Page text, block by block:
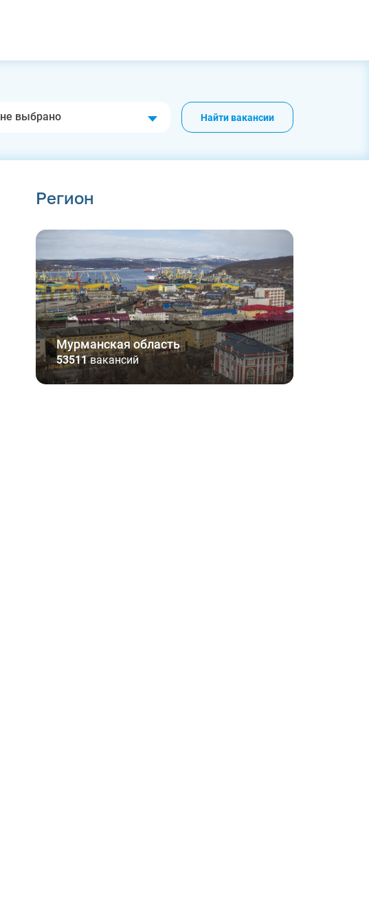
не выбрано Найти вакансии
Регион
Мурманская область
53511вакансий